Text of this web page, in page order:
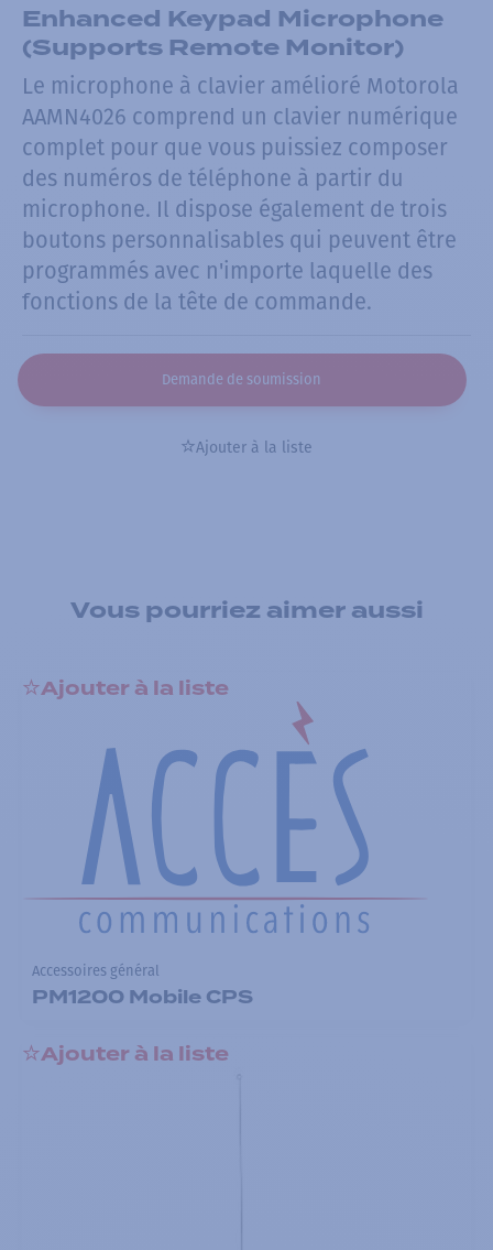
Enhanced Keypad Microphone
(Supports Remote Monitor)
Le microphone à clavier amélioré Motorola
AAMN4026 comprend un clavier numérique
complet pour que vous puissiez composer
des numéros de téléphone à partir du
microphone. Il dispose également de trois
boutons personnalisables qui peuvent être
programmés avec n'importe laquelle des
fonctions de la tête de commande.
Demande de soumission
Ajouter à la liste
Vous pourriez aimer aussi
Ajouter à la liste
Accessoires général
PM1200 Mobile CPS
Ajouter à la liste